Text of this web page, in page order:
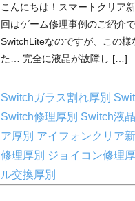
こんにちは！スマートクリア
回はゲーム修理事例のご紹介
SwitchLiteなのですが、この
た… 完全に液晶が故障し […]
Switchガラス割れ厚別
Switch修理厚別 Switch液
ア厚別 アイフォンクリア
修理厚別 ジョイコン修理
ル交換厚別